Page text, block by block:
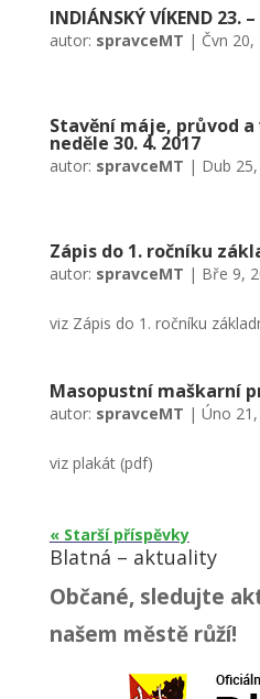
INDIÁNSKÝ VÍKEND 23.
autor: spravceMT | Čvn 20,
Stavění máje, průvod a
neděle 30. 4. 2017
autor: spravceMT | Dub
Zápis do 1. ročníku
autor: spravceMT | Bře 9,
viz Zápis do 1. ročníku
Masopustní maškarní
autor: spravceMT | Úno
viz plakát (pdf)
« Starší příspěvky
Blatná – aktuality
Občané, sledujte
našem městě růží!